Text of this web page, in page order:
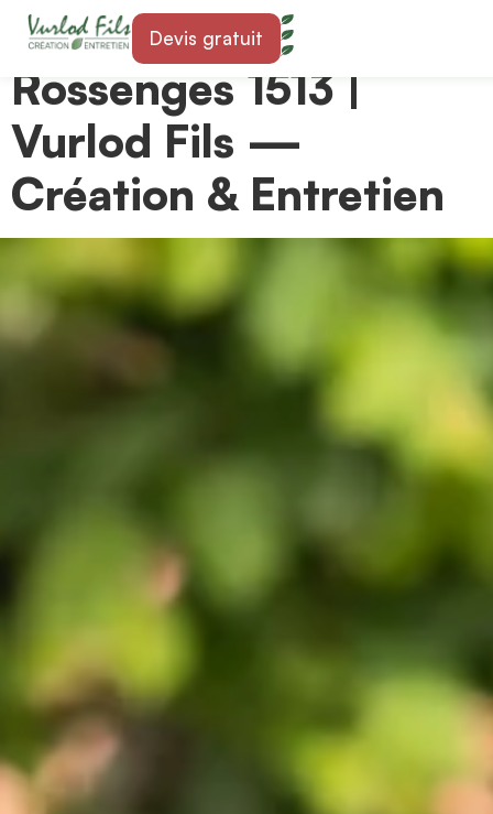
Devis gratuit
Paysagiste à
Rossenges 1513 |
Vurlod Fils —
Création & Entretien